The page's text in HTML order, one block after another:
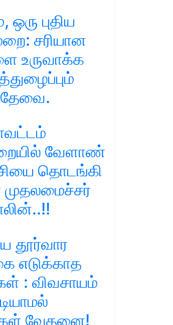
புதிய
சரியான
உருவாக்க
தேவை.
வேளாண்
தொடங்கி
தூர்வார
எடுக்காத
: விவசாயம்
வேதனை!